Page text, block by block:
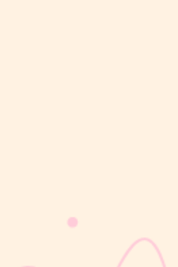
saat Mom & Dad melakukan medical
jika ada keluhan seperti mudah lelah,